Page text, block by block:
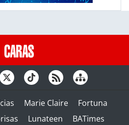
Marie Claire
Fortuna
Lunateen BATimes